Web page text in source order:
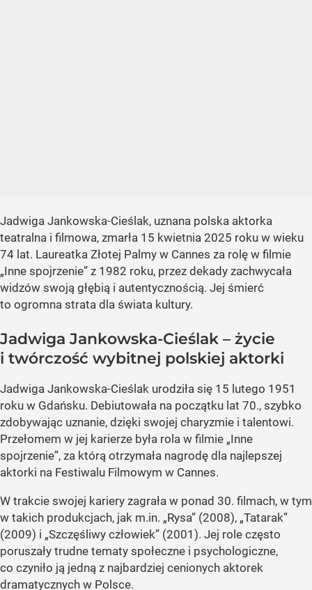
Jadwiga Jankowska-Cieślak, uznana polska aktorka
teatralna i filmowa, zmarła 15 kwietnia 2025 roku w wieku
74 lat. Laureatka Złotej Palmy w Cannes za rolę w filmie
„Inne spojrzenie” z 1982 roku, przez dekady zachwycała
widzów swoją głębią i autentycznością. Jej śmierć
to ogromna strata dla świata kultury.
Jadwiga Jankowska-Cieślak – życie
i twórczość wybitnej polskiej aktorki
Jadwiga Jankowska-Cieślak urodziła się 15 lutego 1951
roku w Gdańsku. Debiutowała na początku lat 70., szybko
zdobywając uznanie, dzięki swojej charyzmie i talentowi.
Przełomem w jej karierze była rola w filmie „Inne
spojrzenie”, za którą otrzymała nagrodę dla najlepszej
aktorki na Festiwalu Filmowym w Cannes.
W trakcie swojej kariery zagrała w ponad 30. filmach, w tym
w takich produkcjach, jak m.in. „Rysa” (2008), „Tatarak”
(2009) i „Szczęśliwy człowiek” (2001). Jej role często
poruszały trudne tematy społeczne i psychologiczne,
co czyniło ją jedną z najbardziej cenionych aktorek
dramatycznych w Polsce.